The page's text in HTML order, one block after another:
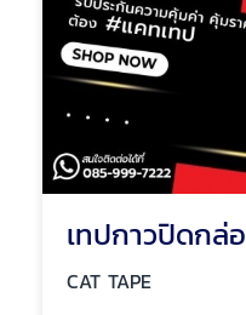
CAT TAPE